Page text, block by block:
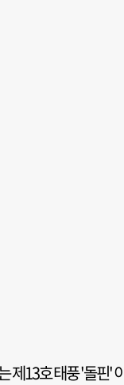
제13호 태풍 '돌핀